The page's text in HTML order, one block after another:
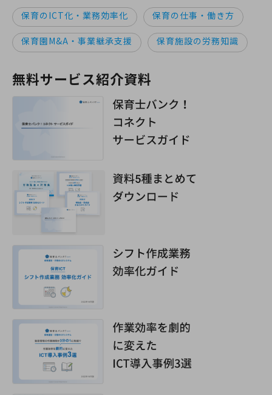
保育のICT化・業務効率化 保育の仕事・働き方
保育園M&A・事業継承支援 保育施設の労務知識
無料サービス紹介資料